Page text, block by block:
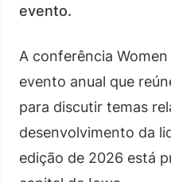
evento.
A conferência
evento anual que
para discutir temas
desenvolvimento da
edição de 2026 está